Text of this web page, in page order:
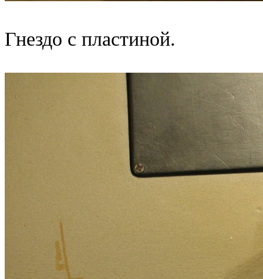
Гнездо с пластиной.